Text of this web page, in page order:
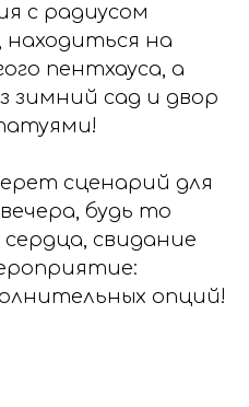
с радиусом
находиться на
пентхауса, а
зимний сад и двор
сценарий для
будь то
свидание
опций!